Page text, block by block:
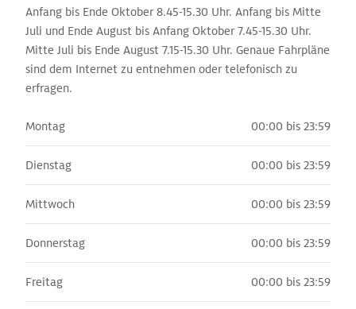
Anfang bis Ende Oktober 8.45-15.30 Uhr. Anfang bis Mitte
Juli und Ende August bis Anfang Oktober 7.45-15.30 Uhr.
Mitte Juli bis Ende August 7.15-15.30 Uhr. Genaue Fahrpläne
sind dem Internet zu entnehmen oder telefonisch zu
erfragen.
Montag 00:00 bis 23:59
Dienstag 00:00 bis 23:59
Mittwoch 00:00 bis 23:59
Donnerstag 00:00 bis 23:59
Freitag 00:00 bis 23:59